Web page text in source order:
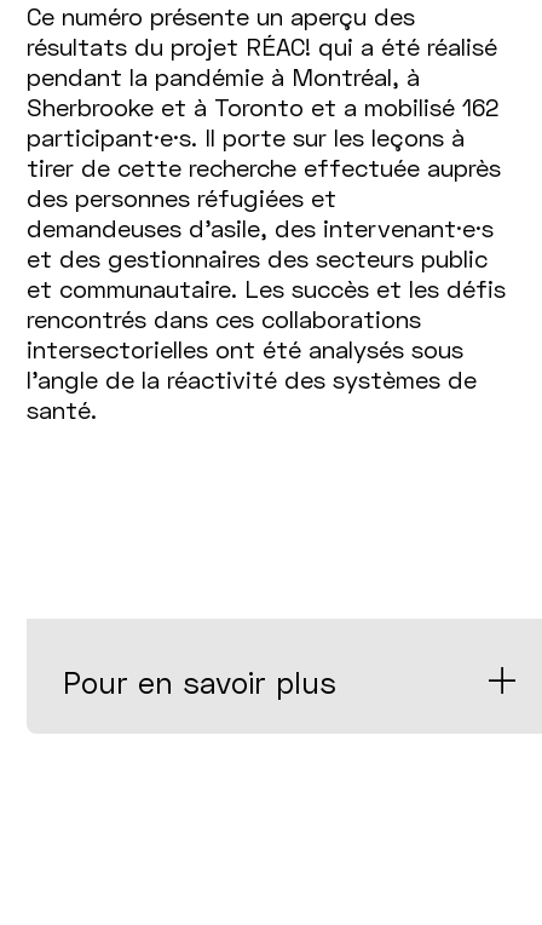
Ce numéro présente un aperçu des
résultats du projet RÉAC! qui a été réalisé
pendant la pandémie à Montréal, à
Sherbrooke et à Toronto et a mobilisé 162
participant·e·s. Il porte sur les leçons à
tirer de cette recherche effectuée auprès
des personnes réfugiées et
demandeuses d’asile, des intervenant·e·s
et des gestionnaires des secteurs public
et communautaire. Les succès et les défis
rencontrés dans ces collaborations
intersectorielles ont été analysés sous
l’angle de la réactivité des systèmes de
santé.
Pour en savoir plus